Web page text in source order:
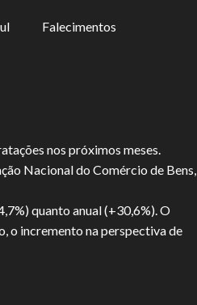
Falecimentos
nos próximos meses.
Nacional do Comércio de Bens,
quanto anual (+30,6%). O
o incremento na perspectiva de